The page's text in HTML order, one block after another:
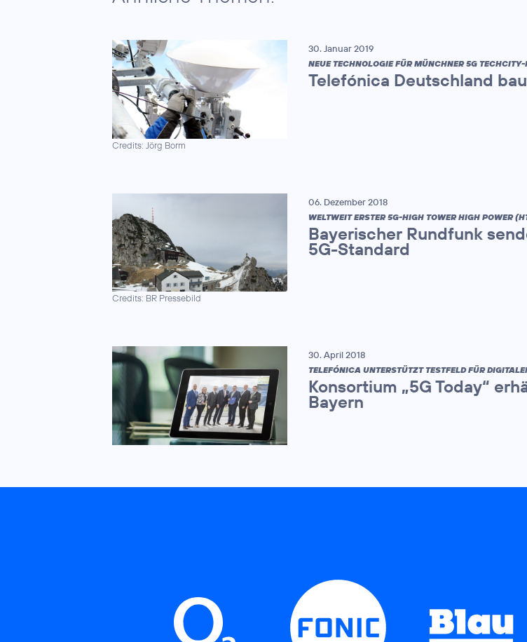
Credits: Jörg Borm
30. Januar 2019
NEUE TECHNOLOGIE FÜR MÜNCHNER 5G TECHCITY-
Telefónica Deutschland
Credits: BR Pressebild
06. Dezember 2018
WELTWEIT ERSTER 5G-HIGH TOWER HIGH POWER
Bayerischer Rundfunk
5G-Standard
30. April 2018
TELEFÓNICA UNTERSTÜTZT TESTFELD FÜR
Konsortium „5G Today“
Bayern